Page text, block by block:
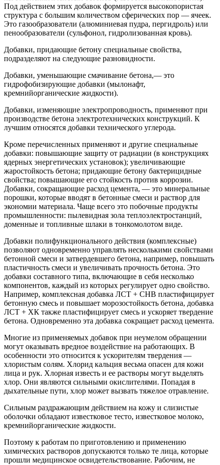
Под действием этих добавок формируется высокопористая
структура с большим количеством сферических пор — ячеек.
Это газообразователи (алюминиевая пудра, пергидроль) или
пенообразователи (сульфонол, гидролизованная кровь).
Добавки, придающие бетону специальные свойства,
подразделяют на следующие разновидности.
Добавки, уменьшающие смачивание бетона,— это
гидрофобизирующие добавки (мылонафт,
кремнийорганические жидкости).
Добавки, изменяющие электропроводность, применяют при
производстве бетона электротехнических конструкций. К
лучшим относятся добавки технического углерода.
Кроме перечисленных применяют и другие специальные
добавки: повышающие защиту от радиации (в конструкциях
ядерных энергетических установок); увеличивающие
жаростойкость бетона; придающие бетону бактерицидные
свойства; повышающие его стойкость против коррозии.
Добавки, сокращающие расход цемента, — это минеральные
порошки, которые вводят в бетонные смеси и раствор для
экономии материала. Чаще всего это побочные продукты
промышленности: пылевидная зола теплоэлектростанций,
доменные и топливные шлаки в тонкомолотом виде.
Добавки полифункционального действия (комплексные)
позволяют одновременно управлять несколькими свойствами
бетонной смеси и затвердевшего бетона, например, повышать
пластичность смеси и увеличивать прочность бетона. Это
добавки составного типа, включающие в себя несколько
компонентов, каждый из которых регулирует одно свойство.
Например, комплексная добавка ЛСТ + СНВ пластифицирует
бетонную смесь и повышает морозостойкость бетона, добавка
ЛСТ + ХК также пластифицирует смесь и ускоряет твердение
бетона. Одновременно эта добавка сокращает расход цемента.
Многие из применяемых добавок при неумелом обращении
могут оказывать вредное воздействие на работающих. В
особенности это относится к ускорителям твердения —
хлористым солям. Хлорид кальция весьма опасен для кожи
лица и рук. Хлорная известь и ее растворы могут выделять
хлор. Они являются сильными окислителями. Попадая в
дыхательные пути, хлор может вызвать тяжелое отравление.
Сильным раздражающим действием на кожу и слизистые
оболочки обладают известковое тесто, известковое молоко,
кремнийорганические жидкости.
Поэтому к работам по приготовлению и применению
химических растворов допускаются только те лица, которые
прошли медицинское освидетельствование. Рабочим, не